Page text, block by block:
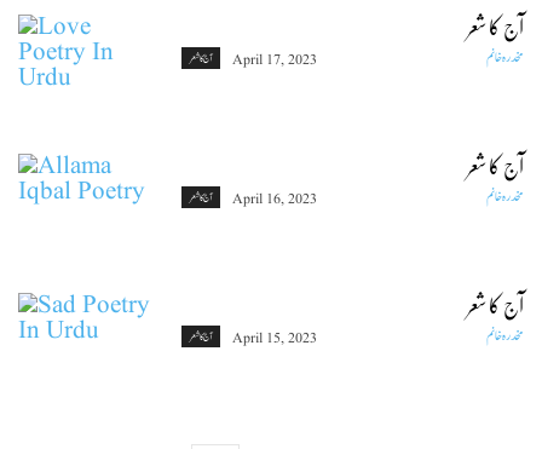
آج کا شعر
آج کا شعر مخدرہ خانم April 17, 2023
آج کا شعر
آج کا شعر مخدرہ خانم April 16, 2023
آج کا شعر
آج کا شعر مخدرہ خانم April 15, 2023